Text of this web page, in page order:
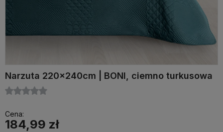
Narzuta 220x240cm | BONI, ciemno turkusowa
Cena:
184,99 zł